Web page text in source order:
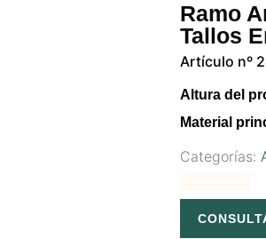
Ramo
Tallos
Artículo nº
Altura del
Material
Categorías: